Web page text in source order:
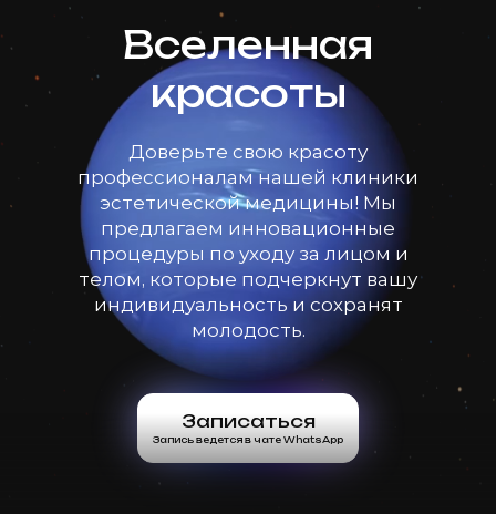
Вселенная
красоты
Доверьте свою красоту
профессионалам нашей клиники
эстетической медицины! Мы
предлагаем инновационные
процедуры по уходу за лицом и
телом, которые подчеркнут вашу
индивидуальность и сохранят
молодость.
Записаться
Запись ведется в чате WhatsApp